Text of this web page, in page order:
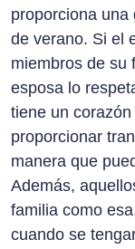
proporciona
de verano. Si el
miembros de su
esposa lo
tiene un
proporcionar
manera que
Además,
familia como
cuando se